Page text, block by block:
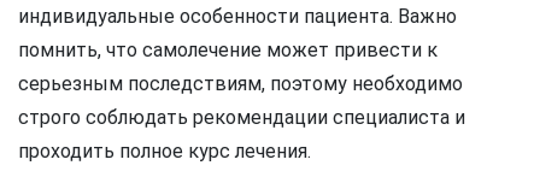
индивидуальные особенности пациента. Важно
помнить, что самолечение может привести к
серьезным последствиям, поэтому необходимо
строго соблюдать рекомендации специалиста и
проходить полное курс лечения.